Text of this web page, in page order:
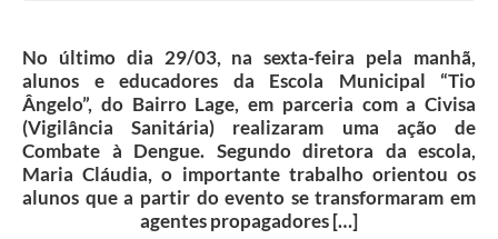
No último dia 29/03, na sexta-feira pela manhã,
alunos e educadores da Escola Municipal “Tio
Ângelo”, do Bairro Lage, em parceria com a Civisa
(Vigilância Sanitária) realizaram uma ação de
Combate à Dengue. Segundo diretora da escola,
Maria Cláudia, o importante trabalho orientou os
alunos que a partir do evento se transformaram em
agentes propagadores […]